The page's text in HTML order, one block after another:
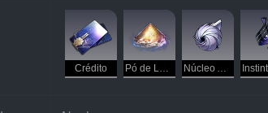
Crédito Pó de Luz Perdido Núcleo Apagado